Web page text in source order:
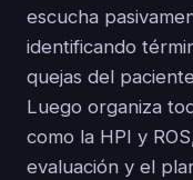
escucha
identificando
quejas del
Luego organiza
como la HPI y
evaluación y el